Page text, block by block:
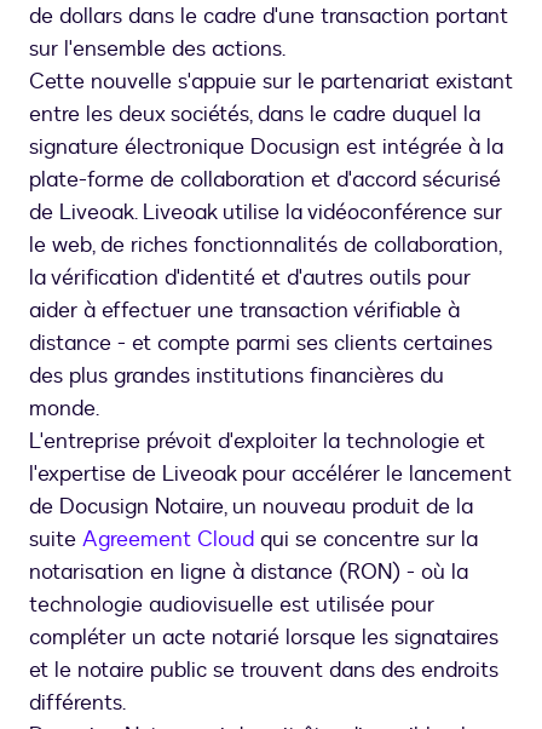
de dollars dans le cadre d'une transaction portant
sur l'ensemble des actions.
Cette nouvelle s'appuie sur le partenariat existant
entre les deux sociétés, dans le cadre duquel la
signature électronique Docusign est intégrée à la
plate-forme de collaboration et d'accord sécurisé
de Liveoak. Liveoak utilise la vidéoconférence sur
le web, de riches fonctionnalités de collaboration,
la vérification d'identité et d'autres outils pour
aider à effectuer une transaction vérifiable à
distance - et compte parmi ses clients certaines
des plus grandes institutions financières du
monde.
L'entreprise prévoit d'exploiter la technologie et
l'expertise de Liveoak pour accélérer le lancement
de Docusign Notaire, un nouveau produit de la
suite Agreement Cloud qui se concentre sur la
notarisation en ligne à distance (RON) - où la
technologie audiovisuelle est utilisée pour
compléter un acte notarié lorsque les signataires
et le notaire public se trouvent dans des endroits
différents.